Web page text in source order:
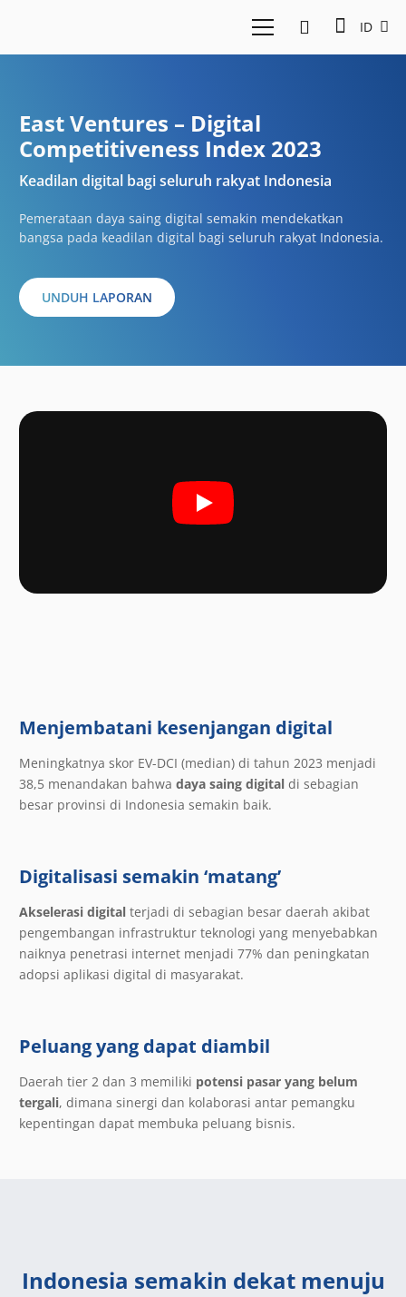
ID
East Ventures – Digital
Competitiveness Index 2023
Keadilan digital bagi seluruh rakyat Indonesia
Pemerataan daya saing digital semakin mendekatkan
bangsa pada keadilan digital bagi seluruh rakyat Indonesia.
UNDUH LAPORAN
Menjembatani kesenjangan digital
Meningkatnya skor EV-DCI (median) di tahun 2023 menjadi
38,5 menandakan bahwa daya saing digital di sebagian
besar provinsi di Indonesia semakin baik.
Digitalisasi semakin ‘matang’
Akselerasi digital terjadi di sebagian besar daerah akibat
pengembangan infrastruktur teknologi yang menyebabkan
naiknya penetrasi internet menjadi 77% dan peningkatan
adopsi aplikasi digital di masyarakat.
Peluang yang dapat diambil
Daerah tier 2 dan 3 memiliki potensi pasar yang belum
tergali, dimana sinergi dan kolaborasi antar pemangku
kepentingan dapat membuka peluang bisnis.
Indonesia semakin dekat menuju